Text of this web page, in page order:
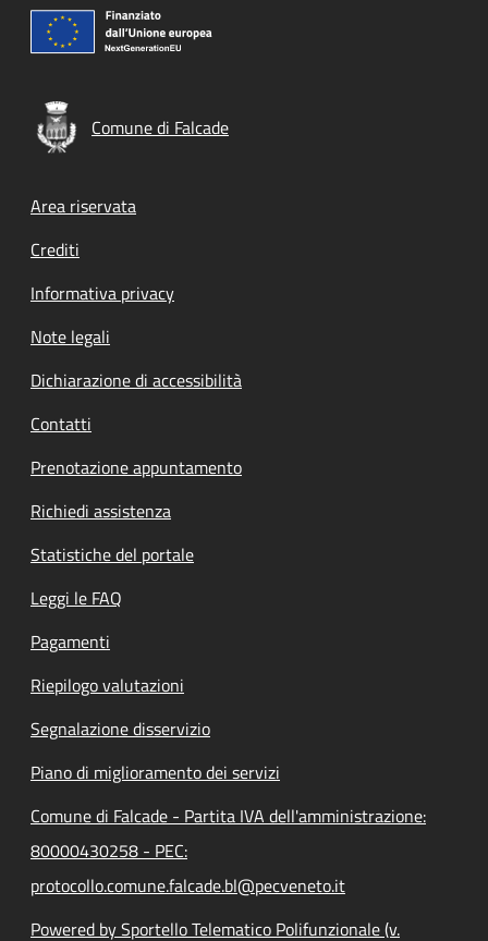
Comune di Falcade
Footer menu
Area riservata
Crediti
Informativa privacy
Note legali
Dichiarazione di accessibilità
Contatti
Prenotazione appuntamento
Richiedi assistenza
Statistiche del portale
Leggi le FAQ
Pagamenti
Riepilogo valutazioni
Segnalazione disservizio
Piano di miglioramento dei servizi
Comune di Falcade - Partita IVA dell'amministrazione:
80000430258 - PEC:
protocollo.comune.falcade.bl@pecveneto.it
Powered by Sportello Telematico Polifunzionale (v.